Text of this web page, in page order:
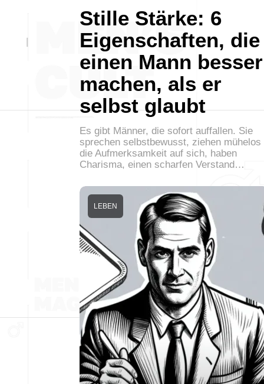
Stille Stärke: 6
Eigenschaften, die
einen Mann besser
machen, als er
selbst glaubt
Es gibt Männer, die sofort auffallen. Sie
sprechen selbstbewusst, ziehen mühelos
die Aufmerksamkeit auf sich, haben
Charisma, einen scharfen Verstand…
LEBEN